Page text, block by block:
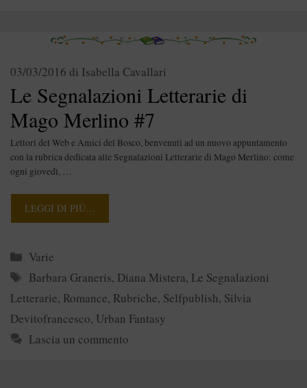
Le Segnalazioni Letterarie di
Mago Merlino #7
03/03/2016 di Isabella Cavallari
Lettori del Web e Amici del Bosco, benvenuti ad un nuovo appuntamento
con la rubrica dedicata alle Segnalazioni Letterarie di Mago Merlino: come
ogni giovedì, …
LEGGI DI PIÙ…
Categorie
Varie
Tag
Barbara Graneris, Diana Mistera, Le Segnalazioni
Letterarie, Romance, Rubriche, Selfpublish, Silvia
Devitofrancesco, Urban Fantasy
Lascia un commento